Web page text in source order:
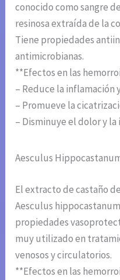
conocido como sangre
resinosa extraída de la
Tiene propiedades
antimicrobianas.
**Efectos en las
– Reduce la inflamación
– Promueve la
– Disminuye el dolor y
Aesculus
El extracto de castaño
Aesculus
propiedades
muy utilizado en
venosos y circulatorios.
**Efectos en las